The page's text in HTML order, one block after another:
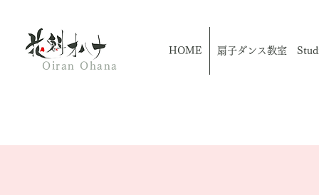
Oiran Ohana
HOME 扇子ダンス教室